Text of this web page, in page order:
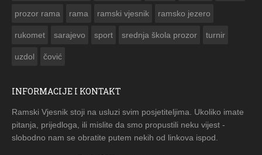
prozor rama rama ramski vjesnik ramsko jezero
rukomet sarajevo sport srednja škola prozor turnir
uzdol čović
INFORMACIJE I KONTAKT
Ramski Vjesnik stoji na usluzi svim posjetiteljima. Ukoliko imate
pitanja, prijedloga, ili mislite da smo propustili neku vijest -
slobodno nam se obratite putem nekih od linkova ispod.